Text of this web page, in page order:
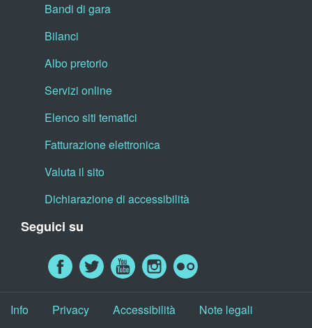
Bandi di gara
Bilanci
Albo pretorio
Servizi online
Elenco siti tematici
Fatturazione elettronica
Valuta il sito
Dichiarazione di accessibilità
Seguici su
Info Privacy Accessibilità Note legali